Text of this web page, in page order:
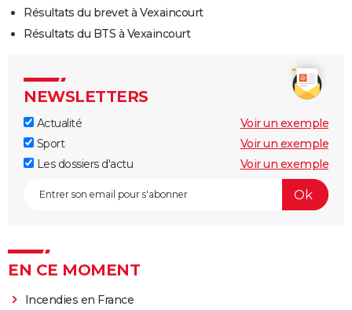
Résultats du brevet à Vexaincourt
Résultats du BTS à Vexaincourt
NEWSLETTERS
Actualité
Voir un exemple
Sport
Voir un exemple
Les dossiers d'actu
Voir un exemple
EN CE MOMENT
Incendies en France